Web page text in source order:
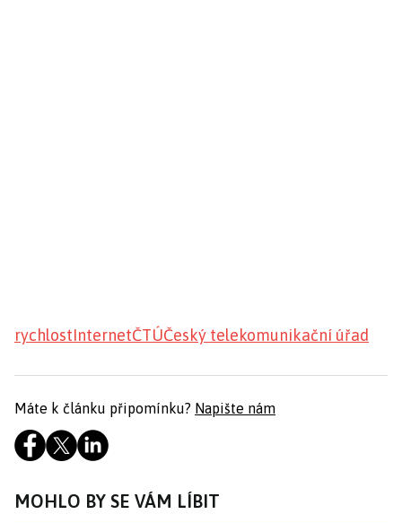
rychlostInternetČTÚČeský telekomunikační úřad
Máte k článku připomínku? Napište nám
MOHLO BY SE VÁM LÍBIT